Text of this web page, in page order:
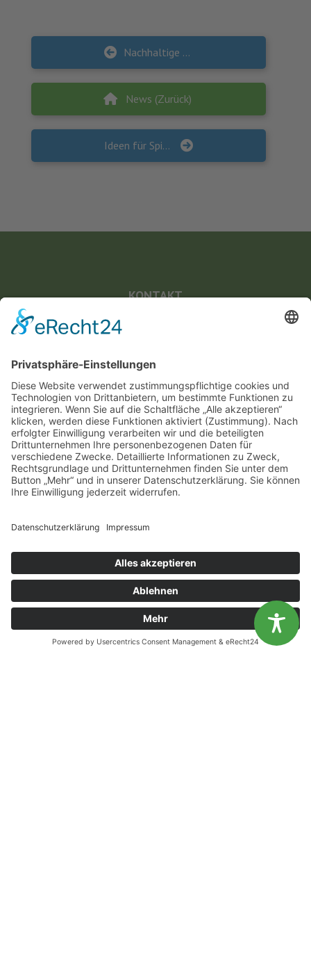
Nachhaltige Schulverpflegung als Perspektive für Kommunen
News (Zurück)
Ideen für Spiele, Sport und Bewegung in Kita, Schule und Verein
KONTAKT
Landesvereinigung für Gesundheitsförderung
Wismarsche Straße 170
19053 Schwerin
info@lvg-mv.de
0385 2007 386 0
DATENSCHUTZ
Unsere Öffnungszeiten
9:00 - 12:00 Uhr | 13:00 - 15:00 Uhr
Di.
9:00 - 12:00 Uhr | 13:00 - 15:00 Uhr
Diese Website benutzt Cookies. Wenn du die Website weiter
nutzt, gehen wir von deinem Einverständnis aus.
OK
Nein